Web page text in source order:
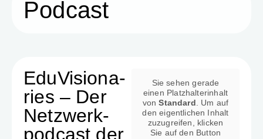
Podcast
EduVi­sio­na­
ries – Der
Netz­werk­
pod­cast der
Sie sehen gerade
einen Platz­hal­ter­in­halt
vonStan­dard . Um auf
den eigent­li­chen Inhalt
zuzu­greifen, klicken
Sie auf den Button